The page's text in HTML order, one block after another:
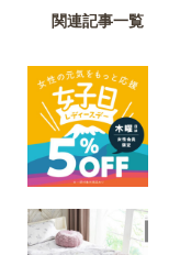
関連記事一覧